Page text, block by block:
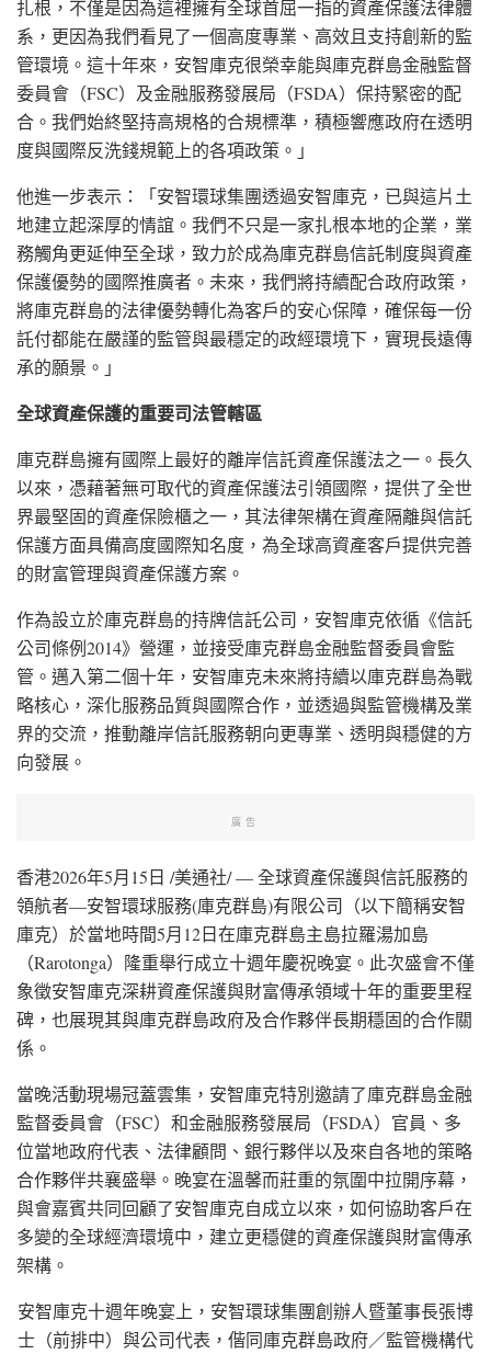
扎根，不僅是因為這裡擁有全球首屈一指的資產保護法律體
系，更因為我們看見了一個高度專業、高效且支持創新的監
管環境。這十年來，安智庫克很榮幸能與庫克群島金融監督
委員會（FSC）及金融服務發展局（FSDA）保持緊密的配
合。我們始終堅持高規格的合規標準，積極響應政府在透明
度與國際反洗錢規範上的各項政策。」
他進一步表示：「安智環球集團透過安智庫克，已與這片土
地建立起深厚的情誼。我們不只是一家扎根本地的企業，業
務觸角更延伸至全球，致力於成為庫克群島信託制度與資產
保護優勢的國際推廣者。未來，我們將持續配合政府政策，
將庫克群島的法律優勢轉化為客戶的安心保障，確保每一份
託付都能在嚴謹的監管與最穩定的政經環境下，實現長遠傳
承的願景。」
全球資產保護的重要司法管轄區
庫克群島擁有國際上最好的離岸信託資產保護法之一。長久
以來，憑藉著無可取代的資產保護法引領國際，提供了全世
界最堅固的資產保險櫃之一，其法律架構在資產隔離與信託
保護方面具備高度國際知名度，為全球高資產客戶提供完善
的財富管理與資產保護方案。
作為設立於庫克群島的持牌信託公司，安智庫克依循《信託
公司條例2014》營運，並接受庫克群島金融監督委員會監
管。邁入第二個十年，安智庫克未來將持續以庫克群島為戰
略核心，深化服務品質與國際合作，並透過與監管機構及業
界的交流，推動離岸信託服務朝向更專業、透明與穩健的方
向發展。
廣告
香港2026年5月15日 /美通社/ — 全球資產保護與信託服務的
領航者—安智環球服務(庫克群島)有限公司（以下簡稱安智
庫克）於當地時間5月12日在庫克群島主島拉羅湯加島
（Rarotonga）隆重舉行成立十週年慶祝晚宴。此次盛會不僅
象徵安智庫克深耕資產保護與財富傳承領域十年的重要里程
碑，也展現其與庫克群島政府及合作夥伴長期穩固的合作關
係。
當晚活動現場冠蓋雲集，安智庫克特別邀請了庫克群島金融
監督委員會（FSC）和金融服務發展局（FSDA）官員、多
位當地政府代表、法律顧問、銀行夥伴以及來自各地的策略
合作夥伴共襄盛舉。晚宴在溫馨而莊重的氛圍中拉開序幕，
與會嘉賓共同回顧了安智庫克自成立以來，如何協助客戶在
多變的全球經濟環境中，建立更穩健的資產保護與財富傳承
架構。
安智庫克十週年晚宴上，安智環球集團創辦人暨董事長張博
士（前排中）與公司代表，偕同庫克群島政府／監管機構代